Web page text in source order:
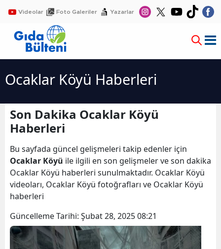
Videolar Foto Galeriler Yazarlar
Ocaklar Köyü Haberleri
Son Dakika Ocaklar Köyü
Haberleri
Bu sayfada güncel gelişmeleri takip edenler için
Ocaklar Köyü ile ilgili en son gelişmeler ve son dakika
Ocaklar Köyü haberleri sunulmaktadır. Ocaklar Köyü
videoları, Ocaklar Köyü fotoğrafları ve Ocaklar Köyü
haberleri
Güncelleme Tarihi: Şubat 28, 2025 08:21